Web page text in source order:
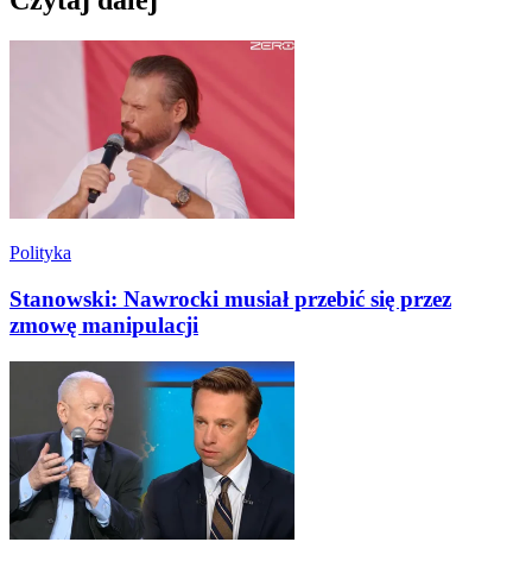
Polityka
Stanowski: Nawrocki musiał przebić się przez
zmowę manipulacji